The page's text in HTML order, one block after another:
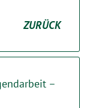
ZURÜCK
–